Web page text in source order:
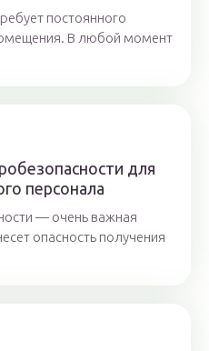
постоянного
В любой момент
для
персонала
— очень важная
опасность получения